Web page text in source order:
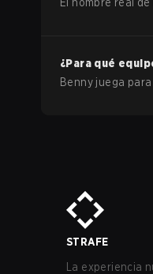
¿Para qué
Benny juega
STRAFE
La experiencia